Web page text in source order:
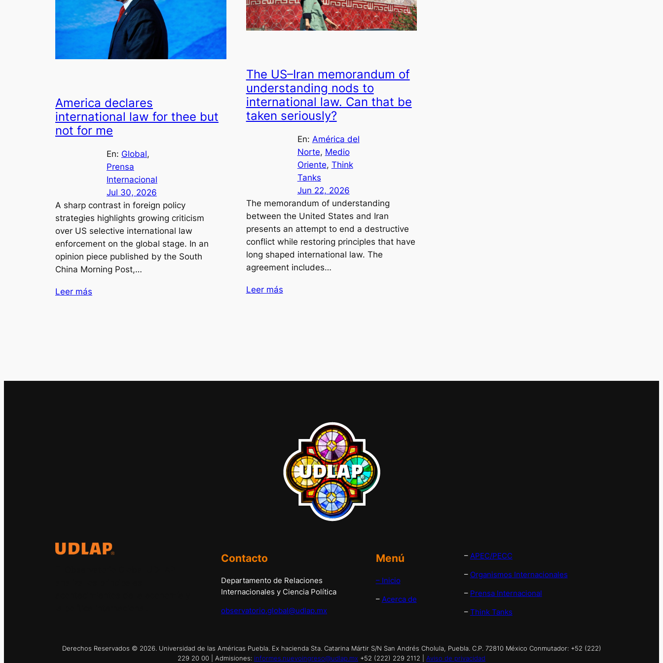
America declares
international law for thee but
not for me
En: Global
Prensa
Internacional
Jul 30, 2026
A sharp contrast in foreign policy
strategies highlights growing criticism
over US selective international law
enforcement on the global stage. In an
opinion piece published by the South
China Morning Post,…
Leer más
The US–Iran memorandum of
understanding nods to
international law. Can that be
taken seriously?
En: América del
Norte, Medio
Oriente, Think
Tanks
Jun 22, 2026
The memorandum of understanding
between the United States and Iran
presents an attempt to end a destructive
conflict while restoring principles that have
long shaped international law. The
agreement includes…
Leer más
Contacto
Departamento de Relaciones
Internacionales y Ciencia Política
observatorio.global@udlap.mx
Menú
– Inicio
– Acerca de
– APEC/PECC
– Organismos Internacionales
– Prensa Internacional
– Think Tanks
Derechos Reservados © 2026. Universidad de las Américas Puebla. Ex hacienda Sta. Catarina Mártir S/N San Andrés Cholula, Puebla. C.P. 72810 México Conmutador: +52 (222)
229 20 00 | Admisiones: informes.nuevoingreso@udlap.mx +52 (222) 229 2112 | Aviso de privacidad